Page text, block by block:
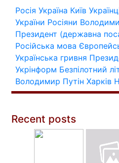
Росія Україна Київ
України Росіяни
Президент (державна
Російська мова
Українська гривня
Укрінформ Безпілотний
Володимир Путін Харків
Recent posts